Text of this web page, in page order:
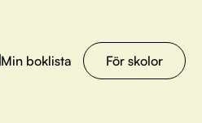
Min boklista För skolor